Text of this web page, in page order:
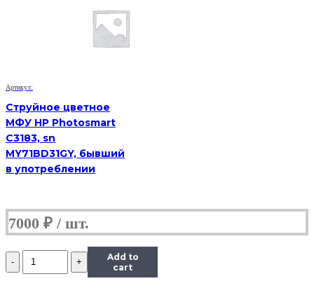
Артикул:
Струйное цветное
МФУ HP Photosmart
C3183, sn
MY71BD31GY, бывший
в употреблении
7000 ₽
Количество
МФУ
Add to
cart